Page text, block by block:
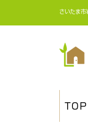
さいたま市
TOP